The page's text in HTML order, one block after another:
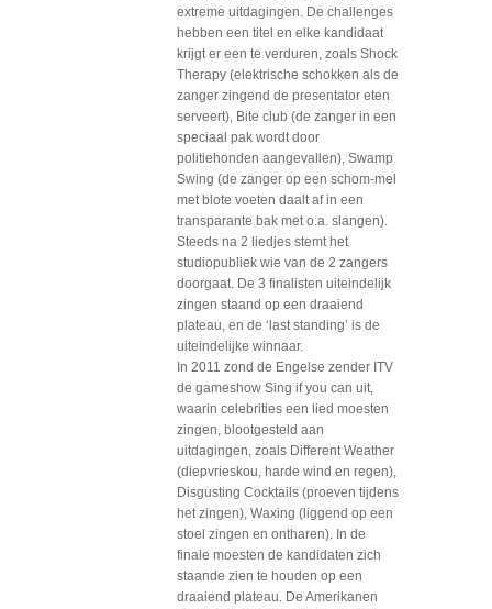
extreme uitdagingen. De challenges
hebben een titel en elke kandidaat
krijgt er een te verduren, zoals Shock
Therapy (elektrische schokken als de
zanger zingend de presentator eten
serveert), Bite club (de zanger in een
speciaal pak wordt door
politiehonden aangevallen), Swamp
Swing (de zanger op een schom-mel
met blote voeten daalt af in een
transparante bak met o.a. slangen).
Steeds na 2 liedjes stemt het
studiopubliek wie van de 2 zangers
doorgaat. De 3 finalisten uiteindelijk
zingen staand op een draaiend
plateau, en de ‘last standing’ is de
uiteindelijke winnaar.
In 2011 zond de Engelse zender ITV
de gameshow Sing if you can uit,
waarin celebrities een lied moesten
zingen, blootgesteld aan
uitdagingen, zoals Different Weather
(diepvrieskou, harde wind en regen),
Disgusting Cocktails (proeven tijdens
het zingen), Waxing (liggend op een
stoel zingen en ontharen). In de
finale moesten de kandidaten zich
staande zien te houden op een
draaiend plateau. De Amerikanen